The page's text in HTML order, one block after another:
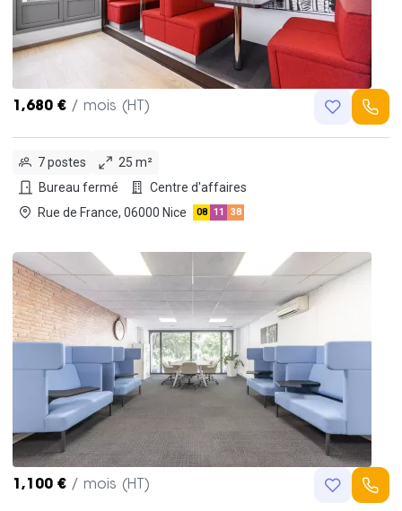
1,680 € / mois (HT)
7 postes
25 m²
Bureau fermé
Centre d'affaires
Rue de France, 06000 Nice
08 11 38
1,100 € / mois (HT)